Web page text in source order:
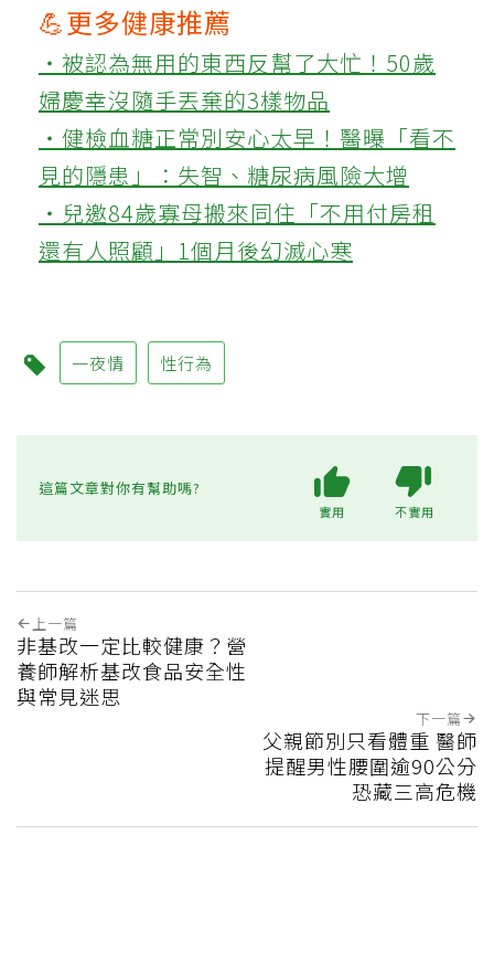
💪更多健康推薦
‧被認為無用的東西反幫了大忙！50歲
婦慶幸沒隨手丟棄的3樣物品
‧健檢血糖正常別安心太早！醫曝「看不
見的隱患」：失智、糖尿病風險大增
‧兒邀84歲寡母搬來同住「不用付房租
還有人照顧」1個月後幻滅心寒
一夜情 性行為
這篇文章對你有幫助嗎?
實用 不實用
上一篇
非基改一定比較健康？營
養師解析基改食品安全性
與常見迷思
下一篇
父親節別只看體重 醫師
提醒男性腰圍逾90公分
恐藏三高危機